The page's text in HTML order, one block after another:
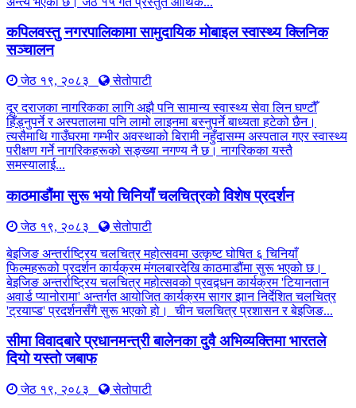
कपिलवस्तु नगरपालिकामा सामुदायिक मोबाइल स्वास्थ्य क्लिनिक
सञ्चालन
जेठ १९, २०८३
सेतोपाटी
दूर दराजका नागरिकका लागि अझै पनि सामान्य स्वास्थ्य सेवा लिन घण्टौँ
हिँड्नुपर्ने र अस्पतालमा पनि लामो लाइनमा बस्नुपर्ने बाध्यता हटेको छैन।
त्यसैमाथि गाउँघरमा गम्भीर अवस्थाको बिरामी नहुँदासम्म अस्पताल गएर स्वास्थ्य
परीक्षण गर्ने नागरिकहरूको सङ्ख्या नगण्य नै छ। नागरिकका यस्तै
समस्यालाई...
काठमाडौंमा सुरू भयो चिनियाँ चलचित्रको विशेष प्रदर्शन
जेठ १९, २०८३
सेतोपाटी
बेइजिङ अन्तर्राष्ट्रिय चलचित्र महोत्सवमा उत्कृष्ट घोषित ६ चिनियाँ
फिल्महरूको प्रदर्शन कार्यक्रम मंगलबारदेखि काठमाडौंमा सुरू भएको छ।
बेइजिङ अन्तर्राष्ट्रिय चलचित्र महोत्सवको प्रवद्र्धन कार्यक्रम 'टियानतान
अवार्ड प्यानोरामा' अन्तर्गत आयोजित कार्यक्रम सागर झान निर्देशित चलचित्र
'ट्रयाप्ड' प्रदर्शनसँगै सुरू भएको हो। चीन चलचित्र प्रशासन र बेइजिङ...
सीमा विवादबारे प्रधानमन्त्री बालेनका दुवै अभिव्यक्तिमा भारतले
दियो यस्तो जबाफ
जेठ १९, २०८३
सेतोपाटी